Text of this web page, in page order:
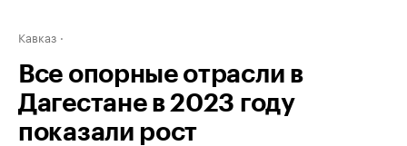
Кавказ
Все опорные отрасли в
Дагестане в 2023 году
показали рост